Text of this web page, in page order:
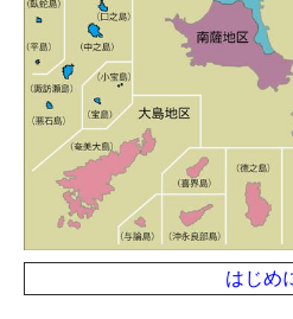
はじめ